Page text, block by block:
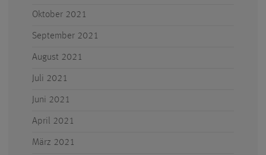
Oktober 2021
September 2021
August 2021
Juli 2021
Juni 2021
April 2021
März 2021